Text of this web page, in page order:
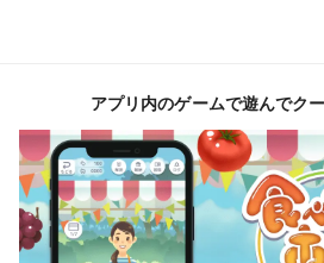
アプリ内のゲームで遊んでク